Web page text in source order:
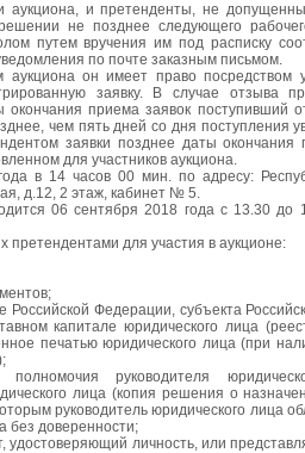
аукциона, и претенденты, не
не позднее следующего
путем вручения им под расписку
по почте заказным письмом.
аукциона он имеет право посредством
заявку. В случае отзыва
окончания приема заявок поступивший
чем пять дней со дня поступления
заявки позднее даты окончания
для участников аукциона.
в 14 часов 00 мин. по адресу:
д.12, 2 этаж, кабинет № 5.
06 сентября 2018 года с 13.30 до
претендентами для участия в аукционе:
Федерации, субъекта
капитале юридического лица
печатью юридического лица (при
руководителя
лица (копия решения о
руководитель юридического лица
без доверенности;
личность, или